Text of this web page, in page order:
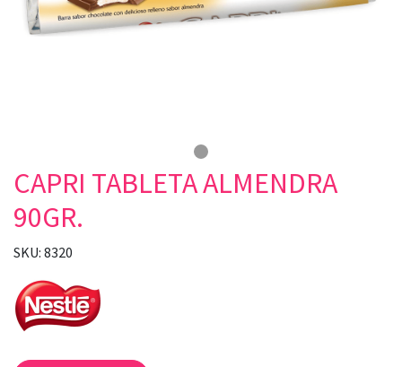
CAPRI TABLETA ALMENDRA
90GR.
SKU: 8320